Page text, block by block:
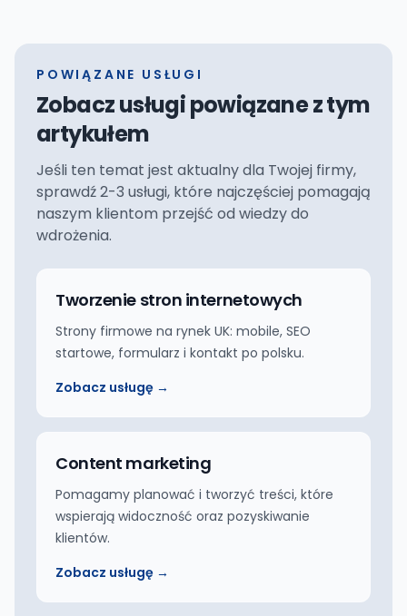
POWIĄZANE USŁUGI
Zobacz usługi powiązane z tym
artykułem
Jeśli ten temat jest aktualny dla Twojej firmy,
sprawdź 2-3 usługi, które najczęściej pomagają
naszym klientom przejść od wiedzy do
wdrożenia.
Tworzenie stron internetowych
Strony firmowe na rynek UK: mobile, SEO
startowe, formularz i kontakt po polsku.
Zobacz usługę →
Content marketing
Pomagamy planować i tworzyć treści, które
wspierają widoczność oraz pozyskiwanie
klientów.
Zobacz usługę →